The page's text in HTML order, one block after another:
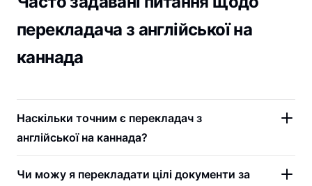
перекладача з англійської на
каннада
Наскільки точним є перекладач з
англійської на каннада?
Чи можу я перекладати цілі документи за